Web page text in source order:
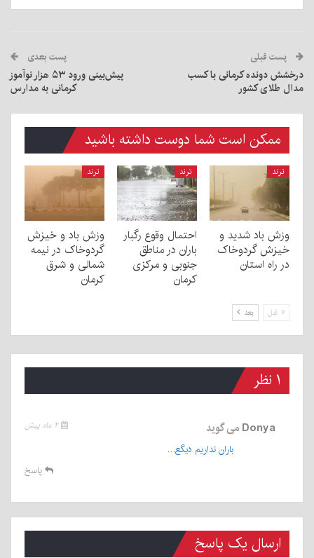
پست قبلی
درخشش دونده کرمانی با کسب
مدال طلای کشور
پست بعدی
پیش‌بینی ورود ۵۳ هزار نوآموز
کرمانی به مدارس
ممکن است شما دوست داشته باشید
ترند
وزش باد شدید و
خیزش گردوخاک
در راه استان
ترند
احتمال وقوع رگبار
باران در مناطق
جنوبی و مرکزی
کرمان
ترند
وزش باد و خیزش
گردوخاک در نیمه
شمالی و شرق
کرمان
قبل بعد
۱ نظر
Donya می گوید ۲ ماه پیش
باران نداریم دیگع…
پاسخ
ارسال یک پاسخ